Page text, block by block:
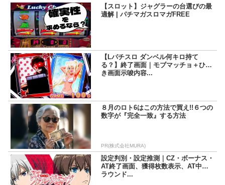
チマガスロマガにおけるレジェンド的存在。
【スロット】ジャグラーの台選びの最
適解 | パチマガスロマガFREE
【Lパチスロ ダンベル何キロ持て
る？】終了画面｜モブマッチョ＋ひび
き画面示唆内容...
８月のロト6はこの方法で買え!!６つの
数字が『完全一致』する方法
PR(株式会社MURA)
設定判別・設定推測｜CZ・ボーナス・
AT終了画面、獲得枚数表示、AT中の
ラウンド...